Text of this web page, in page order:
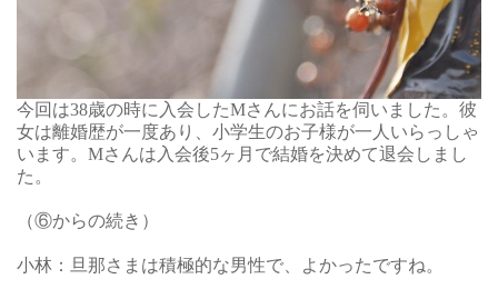
今回は38歳の時に入会したMさんにお話を伺いました。彼
女は離婚歴が一度あり、小学生のお子様が一人いらっしゃ
います。Mさんは入会後5ヶ月で結婚を決めて退会しまし
た。
（⑥からの続き）
小林：旦那さまは積極的な男性で、よかったですね。